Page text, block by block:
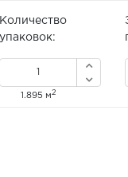
Количество
упаковок:
1.895 м2